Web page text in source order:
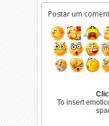
Postar um
To insert